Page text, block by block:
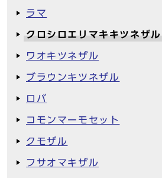
ラマ
クロシロエリマキキツネザル
ワオキツネザル
ブラウンキツネザル
ロバ
コモンマーモセット
クモザル
フサオマキザル